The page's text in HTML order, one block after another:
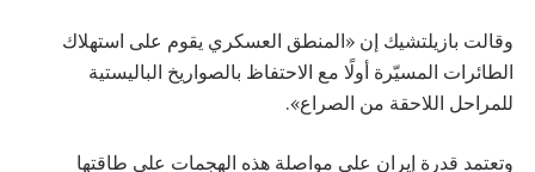
وقالت بازيلتشيك إن «المنطق العسكري يقوم على استهلاك
الطائرات المسيّرة أولًا مع الاحتفاظ بالصواريخ الباليستية
للمراحل اللاحقة من الصراع».
وتعتمد قدرة إيران على مواصلة هذه الهجمات على طاقتها